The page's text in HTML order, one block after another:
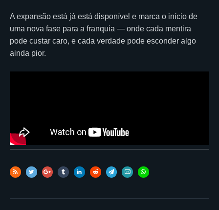
A expansão está já está disponível e marca o início de
uma nova fase para a franquia — onde cada mentira
pode custar caro, e cada verdade pode esconder algo
ainda pior.